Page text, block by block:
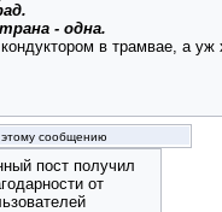
- одна.
в трамвае, а уж
этому сообщению
пост получил
от